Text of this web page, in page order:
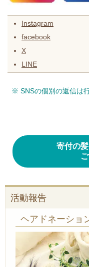
Instagram
facebook
X
LINE
※ SNSの個別の返信は
寄付の
活動報告
ヘアドネーショ